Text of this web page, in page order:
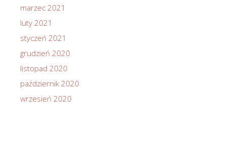
marzec 2021
luty 2021
styczeń 2021
grudzień 2020
listopad 2020
październik 2020
wrzesień 2020